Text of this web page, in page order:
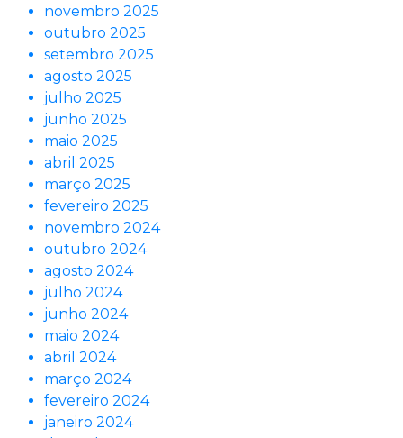
novembro 2025
outubro 2025
setembro 2025
agosto 2025
julho 2025
junho 2025
maio 2025
abril 2025
março 2025
fevereiro 2025
novembro 2024
outubro 2024
agosto 2024
julho 2024
junho 2024
maio 2024
abril 2024
março 2024
fevereiro 2024
janeiro 2024